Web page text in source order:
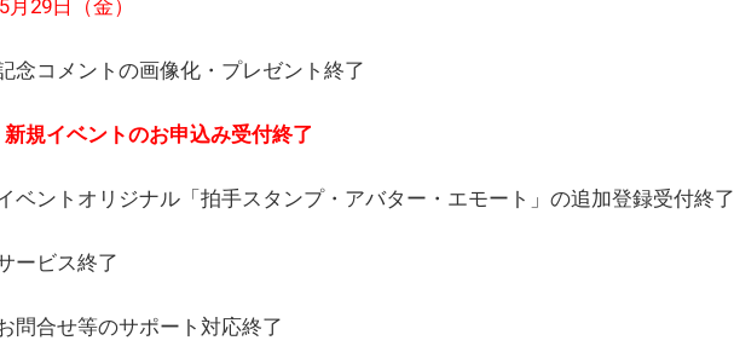
月29日（金）
念コメントの画像化・プレゼント終了
規イベントのお申込み受付終了
ベントオリジナル「拍手スタンプ・アバター・エモート」の追加登録受付終了
ービス終了
問合せ等のサポート対応終了